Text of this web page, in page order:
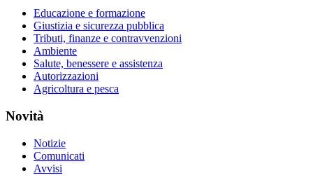
Educazione e formazione
Giustizia e sicurezza pubblica
Tributi, finanze e contravvenzioni
Ambiente
Salute, benessere e assistenza
Autorizzazioni
Agricoltura e pesca
Novità
Notizie
Comunicati
Avvisi